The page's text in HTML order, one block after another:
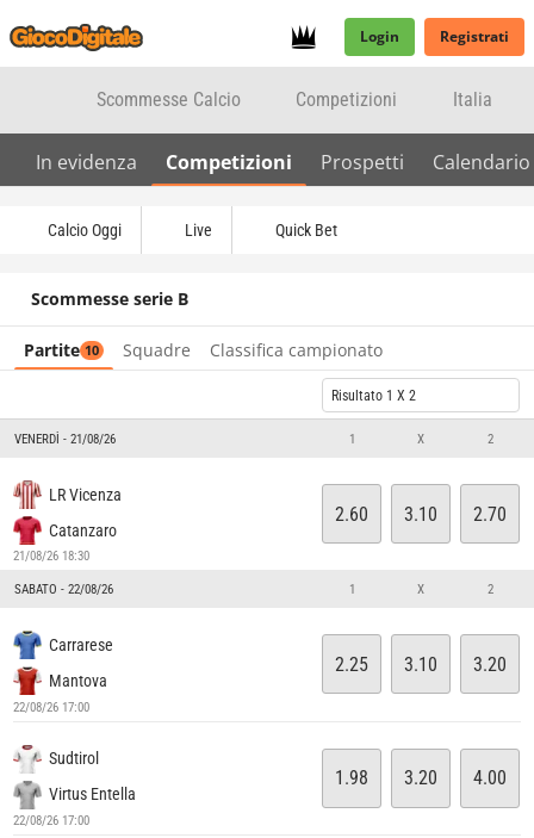
Login Registrati
Scommesse Calcio Competizioni Italia
In evidenza Competizioni Prospetti Calendario
Calcio Oggi Live Quick Bet
Scommesse serie B
Partite 10 Squadre Classifica campionato
Risultato 1 X 2
VENERDÌ - 21/08/26 1 X 2
LR Vicenza
Catanzaro
21/08/26 18:30
2.60 3.10 2.70
SABATO - 22/08/26 1 X 2
Carrarese
Mantova
22/08/26 17:00
2.25 3.10 3.20
Sudtirol
Virtus Entella
22/08/26 17:00
1.98 3.20 4.00